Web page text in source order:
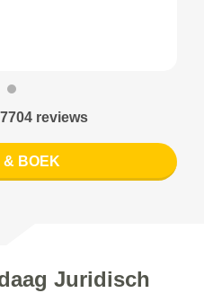
reviews
& BOEK
Juridisch